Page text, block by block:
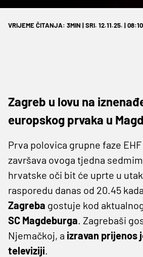
VRIJEME ČITANJA: 3MIN | SRI. 12.11.25. | 08:10
Zagreb u lovu na
europskog prvaka u
Prva polovica grupne faze
završava ovoga tjedna
hrvatske oči bit će uprte u
rasporedu danas od 20.45
Zagreba gostuje kod
SC Magdeburga. Zagrebaši
Njemačkoj, a izravan prijenos
televiziji.